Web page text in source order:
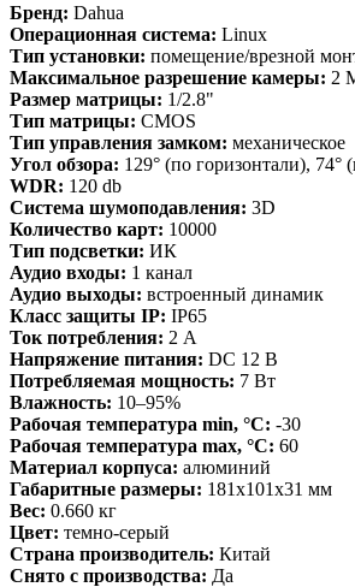
Бренд: Dahua
Операционная система: Linux
Тип установки: помещение/врезной
Максимальное разрешение камеры: 2
Размер матрицы: 1/2.8"
Тип матрицы: CMOS
Тип управления замком: механическое
Угол обзора: 129° (по горизонтали), 74°
WDR: 120 db
Система шумоподавления: 3D
Количество карт: 10000
Тип подсветки: ИК
Аудио входы: 1 канал
Аудио выходы: встроенный динамик
Класс защиты IP: IP65
Ток потребления: 2 A
Напряжение питания: DC 12 B
Потребляемая мощность: 7 Вт
Влажность: 10–95%
Рабочая температура min, °С: -30
Рабочая температура max, °С: 60
Материал корпуса: алюминий
Габаритные размеры: 181х101х31 мм
Вес: 0.660 кг
Цвет: темно-серый
Страна производитель: Китай
Снято с производства: Да